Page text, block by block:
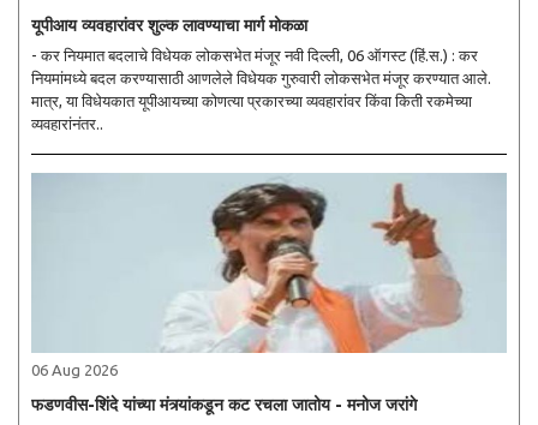
यूपीआय व्यवहारांवर शुल्क लावण्याचा मार्ग मोकळा
- कर नियमात बदलाचे विधेयक लोकसभेत मंजूर नवी दिल्ली, 06 ऑगस्ट (हिं.स.) : कर
नियमांमध्ये बदल करण्यासाठी आणलेले विधेयक गुरुवारी लोकसभेत मंजूर करण्यात आले.
मात्र, या विधेयकात यूपीआयच्या कोणत्या प्रकारच्या व्यवहारांवर किंवा किती रकमेच्या
व्यवहारांनंतर..
06 Aug 2026
फडणवीस-शिंदे यांच्या मंत्र्यांकडून कट रचला जातोय - मनोज जरांगे